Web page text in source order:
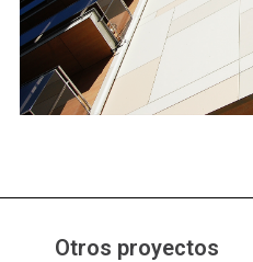
Otros proyectos